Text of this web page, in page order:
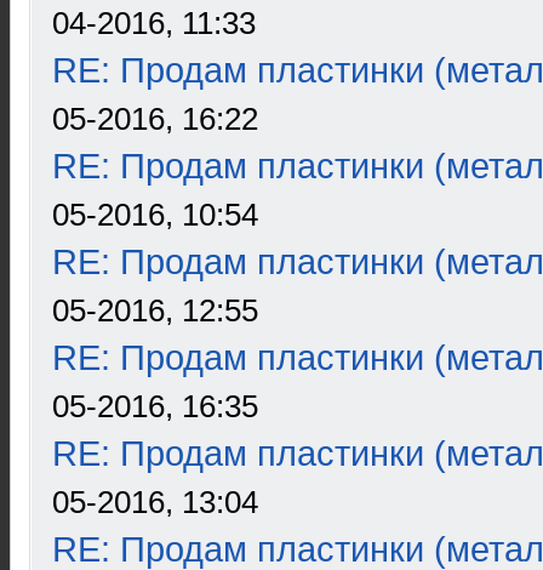
04-2016, 11:33
RE: Продам пластинки
05-2016, 16:22
RE: Продам пластинки
05-2016, 10:54
RE: Продам пластинки
05-2016, 12:55
RE: Продам пластинки
05-2016, 16:35
RE: Продам пластинки
05-2016, 13:04
RE: Продам пластинки